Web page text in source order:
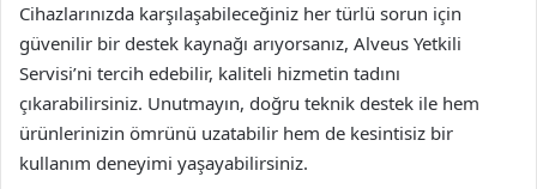
Cihazlarınızda karşılaşabileceğiniz her türlü sorun için
güvenilir bir destek kaynağı arıyorsanız, Alveus Yetkili
Servisi’ni tercih edebilir, kaliteli hizmetin tadını
çıkarabilirsiniz. Unutmayın, doğru teknik destek ile hem
ürünlerinizin ömrünü uzatabilir hem de kesintisiz bir
kullanım deneyimi yaşayabilirsiniz.